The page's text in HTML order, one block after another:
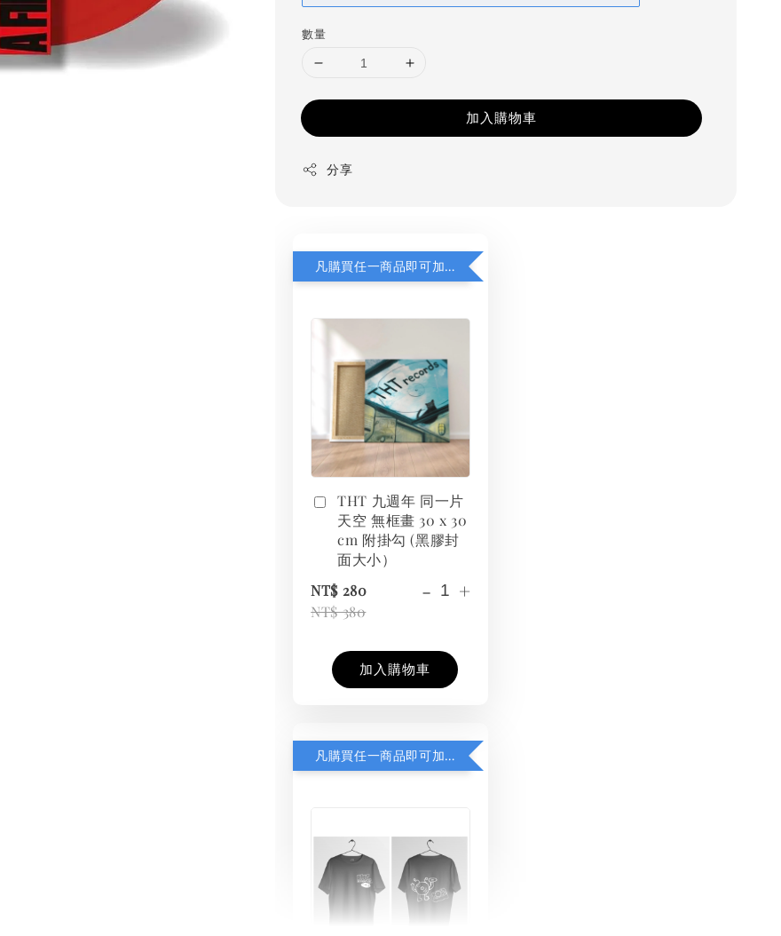
數量
加入購物車
分享
凡購買任一商品即可加購 THT 九週年 同一片天空 無框畫 30 x 30 cm 附掛勾 (黑膠封面大小）
THT 九週年 同一片
天空 無框畫 30 x 30
cm 附掛勾 (黑膠封
面大小）
NT$ 280
NT$ 380
- +
加入購物車
凡購買任一商品即可加購 THT 九週年紀念 T-shirt